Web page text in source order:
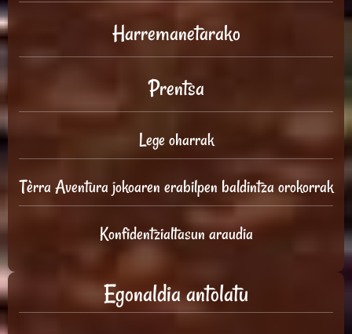
Harremanetarako
Prentsa
Lege oharrak
Tèrra Aventura jokoaren erabilpen baldintza orokorrak
Konfidentzialtasun araudia
Egonaldia antolatu